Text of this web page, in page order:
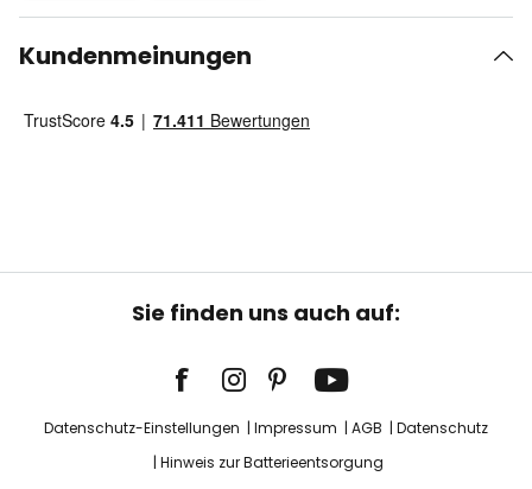
Kundenmeinungen
Sie finden uns auch auf:
Datenschutz-Einstellungen Impressum AGB
Datenschutz
Hinweis zur Batterieentsorgung